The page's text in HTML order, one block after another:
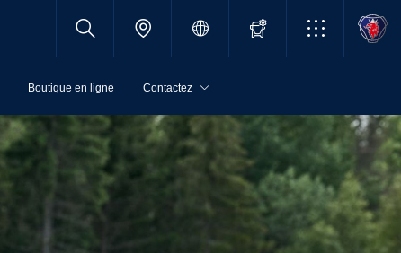
Boutique en ligne Contactez